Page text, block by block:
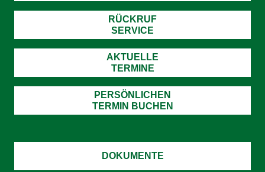
RÜCKRUF
SERVICE
AKTUELLE
TERMINE
PERSÖNLICHEN
TERMIN BUCHEN
DOKUMENTE